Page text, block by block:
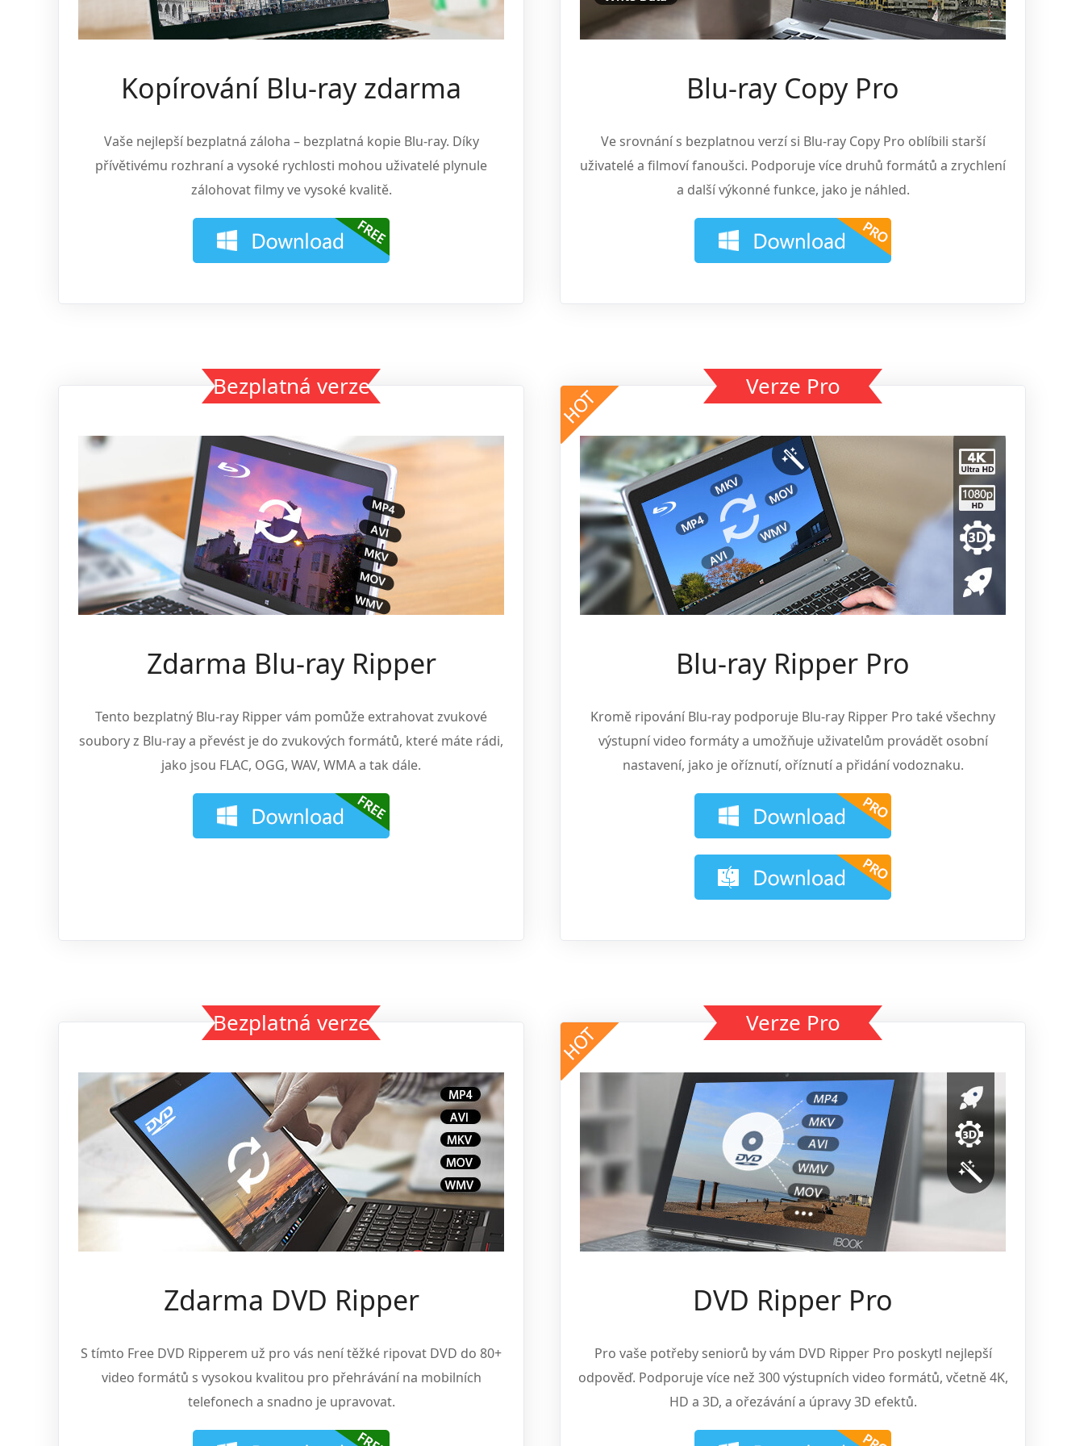
Kopírování Blu-ray zdarma
Vaše nejlepší bezplatná záloha – bezplatná kopie Blu-ray. Díky
přívětivému rozhraní a vysoké rychlosti mohou uživatelé plynule
zálohovat filmy ve vysoké kvalitě.
Blu-ray Copy Pro
Ve srovnání s bezplatnou verzí si Blu-ray Copy Pro oblíbili starší
uživatelé a filmoví fanoušci. Podporuje více druhů formátů a zrychlení
a další výkonné funkce, jako je náhled.
Bezplatná verze
Zdarma Blu-ray Ripper
Tento bezplatný Blu-ray Ripper vám pomůže extrahovat zvukové
soubory z Blu-ray a převést je do zvukových formátů, které máte rádi,
jako jsou FLAC, OGG, WAV, WMA a tak dále.
Verze Pro
Blu-ray Ripper Pro
Kromě ripování Blu-ray podporuje Blu-ray Ripper Pro také všechny
výstupní video formáty a umožňuje uživatelům provádět osobní
nastavení, jako je oříznutí, oříznutí a přidání vodoznaku.
Bezplatná verze
Zdarma DVD Ripper
S tímto Free DVD Ripperem už pro vás není těžké ripovat DVD do 80+
video formátů s vysokou kvalitou pro přehrávání na mobilních
telefonech a snadno je upravovat.
Verze Pro
DVD Ripper Pro
Pro vaše potřeby seniorů by vám DVD Ripper Pro poskytl nejlepší
odpověď. Podporuje více než 300 výstupních video formátů, včetně 4K,
HD a 3D, a ořezávání a úpravy 3D efektů.